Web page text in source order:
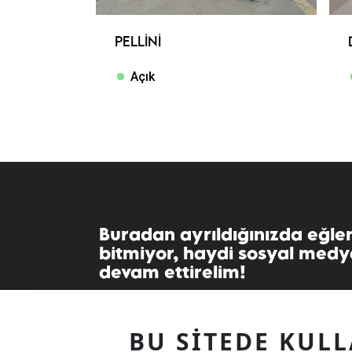
PELLINI
Açık
Buradan ayrıldığınızda
bitmiyor, haydi sosyal
devam ettirelim!
BU SITEDE